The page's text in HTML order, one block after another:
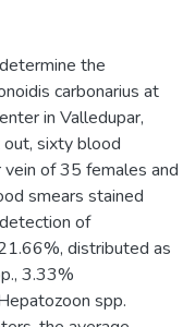
the
carbonarius at
in Valledupar,
out, sixty blood
of 35 females and
smears stained
of
distributed as
3.33%
spp.